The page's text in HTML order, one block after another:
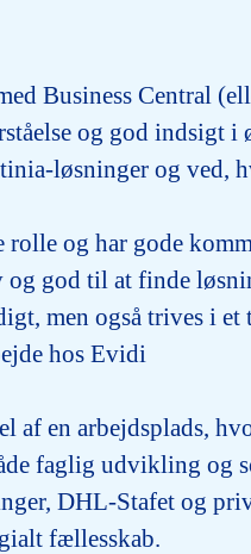
Business Central
og god indsigt i
løsninger og ved,
og har gode
god til at finde
men også trives i et
hos Evidi
af en arbejdsplads,
faglig udvikling og
DHL-Stafet og
fællesskab.